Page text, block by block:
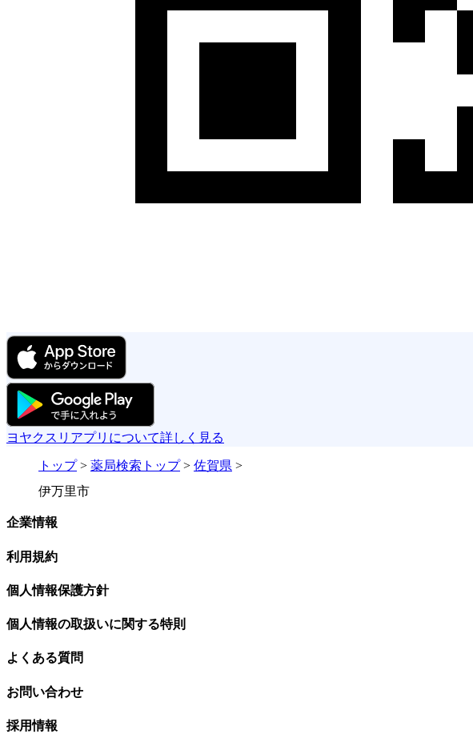
ヨヤクスリアプリについて詳しく見る
トップ> 薬局検索トップ> 佐賀県 >
伊万里市
企業情報
利用規約
個人情報保護方針
個人情報の取扱いに関する特則
よくある質問
お問い合わせ
採用情報